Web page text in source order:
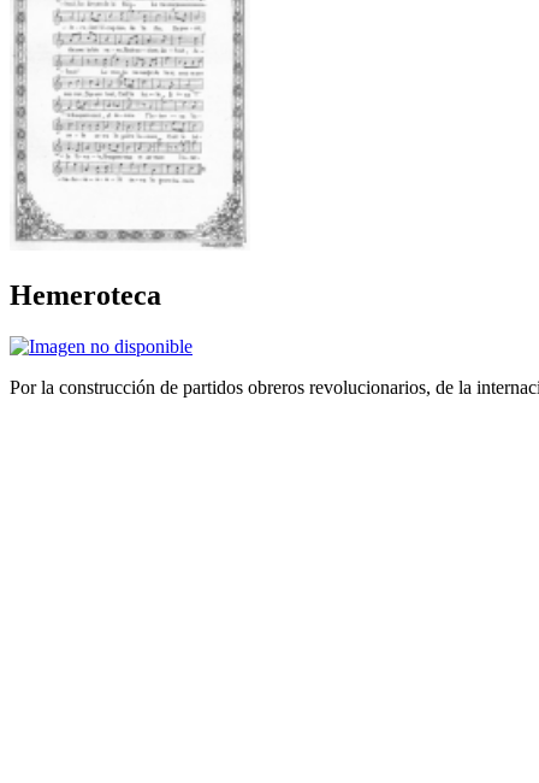
Hemeroteca
Por la construcción de partidos obreros revolucionarios, de la